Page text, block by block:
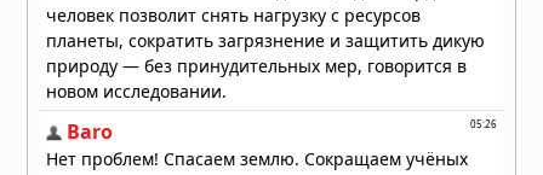
26.07.2026 в 06:01